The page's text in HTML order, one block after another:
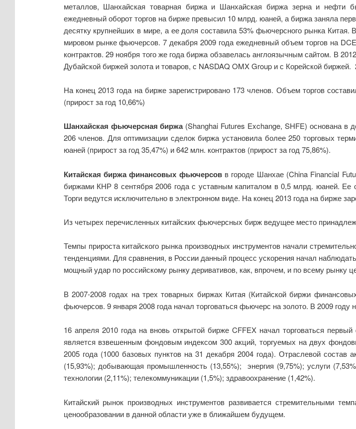
металлов, Шанхайская товарная биржа и Шанхайская биржа зерна и
ежедневный оборот торгов на бирже превысил 10 млрд. юаней, а биржа заняла
десятку крупнейших в мире, а ее доля составила 53% фьючерсного рынка
мировом рынке фьючерсов. 7 декабря 2009 года ежедневный объем торгов на
контрактов. 29 ноября того же года биржа обзавелась англоязычным сайтом. В
Дубайской биржей золота и товаров, с NASDAQ OMX Group и с Корейской
На конец 2013 года на бирже зарегистрировано 173 членов. Объем торгов
(прирост за год 10,66%)
Шанхайская фьючерсная биржа(Shanghai Futures Exchange, SHFE) основана в
206 членов. Для оптимизации сделок биржа установила более 250 торговых
юаней (прирост за год 35,47%) и 642 млн. контрактов (прирост за год 75,86%).
Китайская биржа финансовых фьючерсовв городе Шанхае (China Financial
биржами КНР 8 сентября 2006 года с уставным капиталом в 0,5 млрд. юаней. Ее
Торги ведутся исключительно в электронном виде. На конец 2013 года на бирже
Из четырех перечисленных китайских фьючерсных бирж ведущее место
Темпы прироста китайского рынка производных инструментов начали
тенденциями. Для сравнения, в России данный процесс ускорения начал
мощный удар по российскому рынку деривативов, как, впрочем, и по всему рынку
В 2007-2008 годах на трех товарных биржах Китая (Китайской биржи
фьючерсов. 9 января 2008 года начал торговаться фьючерс на золото. В 2009
16 апреля 2010 года на вновь открытой бирже CFFEX начал торговаться
является взвешенным фондовым индексом 300 акций, торгуемых на двух
2005 года (1000 базовых пунктов на 31 декабря 2004 года). Отраслевой
(15,93%); добывающая промышленность (13,55%); энергия (9,75%); услуги
технологии (2,11%); телекоммуникации (1,5%); здравоохранение (1,42%).
Китайский рынок производных инструментов развивается стремительными
ценообразовании в данной области уже в ближайшем будущем.